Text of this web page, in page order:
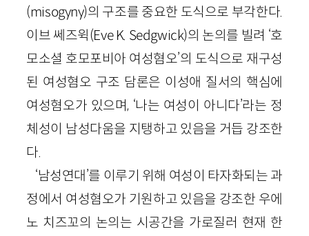
(misogyny)의 구조를 중요한 도식으로 부각한다.
이브 쎄즈윅(Eve K. Sedgwick)의 논의를 빌려 ‘호
모소셜 호모포비아 여성혐오’의 도식으로 재구성
된 여성혐오 구조 담론은 이성애 질서의 핵심에
여성혐오가 있으며, ‘나는 여성이 아니다’라는 정
체성이 남성다움을 지탱하고 있음을 거듭 강조한
다.
‘남성연대’를 이루기 위해 여성이 타자화되는 과
정에서 여성혐오가 기원하고 있음을 강조한 우에
노 치즈꼬의 논의는 시공간을 가로질러 현재 한